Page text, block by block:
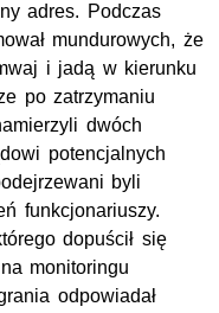
adres. Podczas
mundurowych, że
i jadą w kierunku
po zatrzymaniu
dwóch
potencjalnych
byli
funkcjonariuszy.
dopuścił się
monitoringu
odpowiadał